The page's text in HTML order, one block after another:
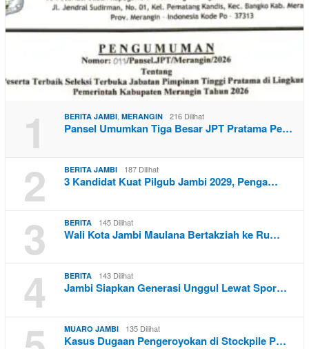
1 BERITA JAMBI, MERANGIN 216 Dilihat
Pansel Umumkan Tiga Besar JPT Pratama Pe…
2 BERITA JAMBI 187 Dilihat
3 Kandidat Kuat Pilgub Jambi 2029, Penga…
3 BERITA 145 Dilihat
Wali Kota Jambi Maulana Bertakziah ke Ru…
4 BERITA 143 Dilihat
Jambi Siapkan Generasi Unggul Lewat Spor…
MUARO JAMBI 135 Dilihat
Kasus Dugaan Pengeroyokan di Stockpile P…